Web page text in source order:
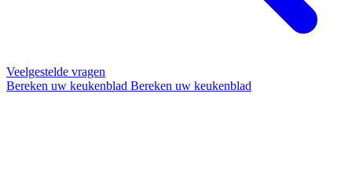
Veelgestelde vragen
Bereken uw keukenblad Bereken uw keukenblad